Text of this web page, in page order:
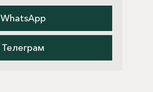
WhatsApp
Телеграм